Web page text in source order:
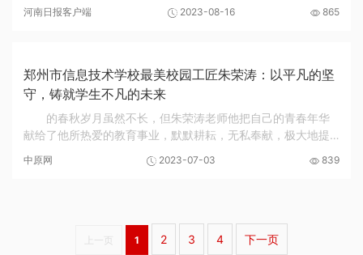
学校班主任能力大赛由河南省教育厅、河南省...
河南日报客户端 2023-08-16 865
郑州市信息技术学校最美校园工匠朱荣涛：以平凡的坚
守，铸就学生不凡的未来
的春秋岁月虽然不长，但朱荣涛老师他把自己的青春年华
献给了他所热爱的教育事业，默默耕耘，无私奉献，极大地提
中原网 2023-07-03 839
上一页 1 2 3 4 下一页